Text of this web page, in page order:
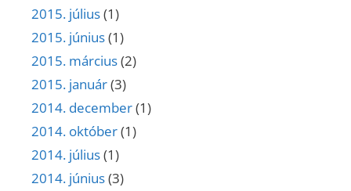
2015. július(1)
2015. június(1)
2015. március(2)
2015. január(3)
2014. december(1)
2014. október(1)
2014. július(1)
2014. június(3)